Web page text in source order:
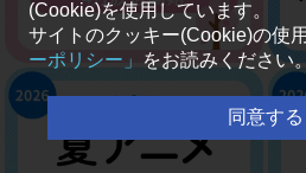
(Cookie)を使用しています。
サイトのクッキー(Cookie)の使
ーポリシー」
をお読みください
同意する